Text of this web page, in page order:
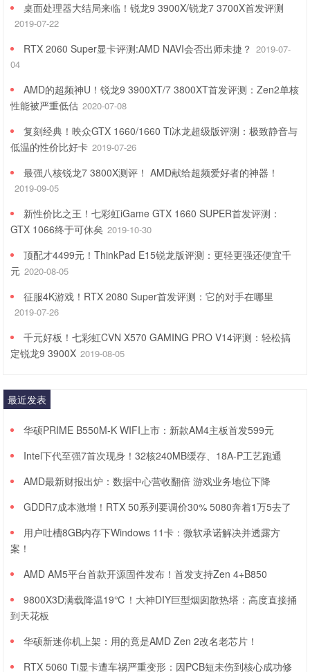
桌面处理器大结局来临！锐龙9 3900X/锐龙7 3700X首发评测
2019-07-22
RTX 2060 Super显卡评测:AMD NAVI会否出师未捷？ 2019-07-
04
AMD的超频神U！锐龙9 3900XT/7 3800XT首发评测：Zen2单核
性能被严重低估 2020-07-08
复刻经典！映众GTX 1660/1660 Ti冰龙超级版评测：极致静音与
低温的性价比好卡 2019-07-26
最强八核锐龙7 3800X测评！ AMD献给超频爱好者的神器！
2019-09-05
新性价比之王！七彩虹iGame GTX 1660 SUPER首发评测：
GTX 1066终于可休矣 2019-10-30
顶配才4499元！ThinkPad E15锐龙版评测：更轻更强还便宜千
元 2020-08-05
征服4K游戏！RTX 2080 Super首发评测：它的对手在哪里
2019-07-26
千元好板！七彩虹CVN X570 GAMING PRO V14评测：轻松搞
定锐龙9 3900X 2019-08-05
最近发表
华硕PRIME B550M-K WIFI上市：新款AM4主板首发599元
Intel下代至强7首次现身！32核240MB缓存、18A-P工艺跑通
AMD最新财报出炉：数据中心营收翻倍 游戏业务地位下降
GDDR7成本激增！RTX 50系列要调价30% 5080奔着1万5去了
用户吐槽8GB内存下Windows 11卡：微软承诺解决并透露方
案！
AMD AM5平台首款开源固件发布！首发支持Zen 4+B850
9800X3D满载降温19℃！大神DIY巨型烟囱散热塔：高度直接捅
到天花板
华硕新迷你机上架：用的竟是AMD Zen 2改名老芯片！
RTX 5060 Ti显卡遭车祸严重变形：因PCB短未伤到核心成功修